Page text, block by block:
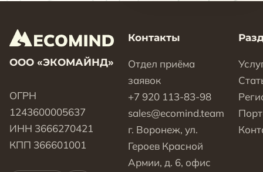
ООО «ЭКОМАЙНД»
ОГРН
1243600005637
ИНН 3666270421
КПП 366601001
Контакты
Отдел приёма
заявок
+7 920 113-83-98
sales@ecomind.team
г. Воронеж, ул.
Героев Красной
Армии, д. 6, офис